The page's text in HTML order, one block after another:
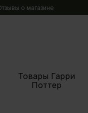
о магазине
Товары Гарри
Поттер